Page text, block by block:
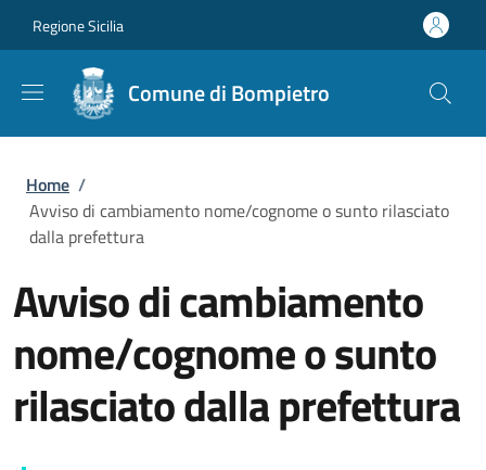
Regione Sicilia
Comune di Bompietro
Briciole di pane
Home /
Avviso di cambiamento nome/cognome o sunto rilasciato
dalla prefettura
Avviso di cambiamento
nome/cognome o sunto
rilasciato dalla prefettura